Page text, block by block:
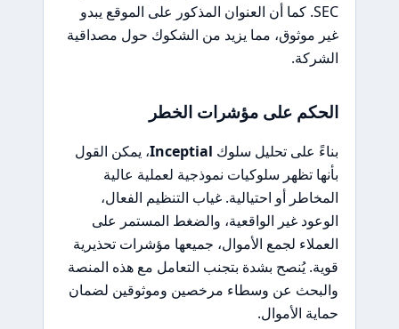
SEC. كما أن العنوان المذكور على الموقع يبدو
غير موثوق، مما يزيد من الشكوك حول مصداقية
الشركة.
الحكم على مؤشرات الخطر
بناءً على تحليل سلوك Inceptial، يمكن القول
بأنها تظهر سلوكيات نموذجية لعملية عالية
المخاطر أو احتيالية. غياب التنظيم الفعال،
الوعود غير الواقعية، والضغط المستمر على
العملاء لجمع الأموال، جميعها مؤشرات تحذيرية
قوية. يُنصح بشدة بتجنب التعامل مع هذه المنصة
والبحث عن وسطاء مرخصين وموثوقين لضمان
حماية الأموال.